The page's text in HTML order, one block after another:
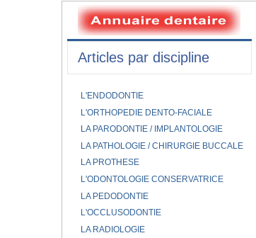
Articles par discipline
L'ENDODONTIE
L'ORTHOPEDIE DENTO-FACIALE
LA PARODONTIE / IMPLANTOLOGIE
LA PATHOLOGIE / CHIRURGIE BUCCALE
LA PROTHESE
L'ODONTOLOGIE CONSERVATRICE
LA PEDODONTIE
L'OCCLUSODONTIE
LA RADIOLOGIE